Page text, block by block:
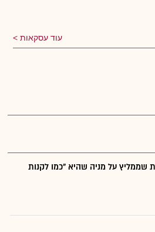
עוד עסקאות
שממליץ על מניה שהיא "כמו לקנות